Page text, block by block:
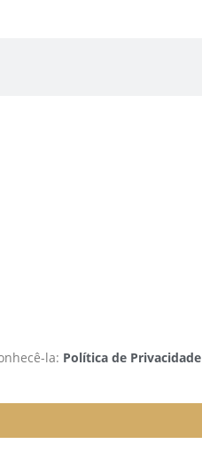
la: Política de Privacidade